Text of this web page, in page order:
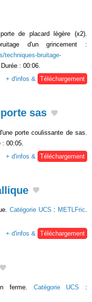
de placard légère (x2).
d'un grincement :
techniques-bruitage-
. Durée : 00:06.
+ d'infos &
Téléchargement
sas
porte coulissante de sas.
: 00:05.
+ d'infos &
Téléchargement
Catégorie UCS : METLFric.
+ d'infos & Téléchargement
ferme. Catégorie UCS :